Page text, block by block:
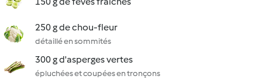
250 g de chou-fleur
détaillé en sommités
300 g d'asperges vertes
épluchées et coupées en tronçons